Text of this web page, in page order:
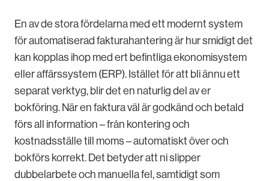
En av de stora fördelarna med ett modernt system
för automatiserad fakturahantering är hur smidigt det
kan kopplas ihop med ert befintliga ekonomisystem
eller affärssystem (ERP). Istället för att bli ännu ett
separat verktyg, blir det en naturlig del av er
bokföring. När en faktura väl är godkänd och betald
förs all information – från kontering och
kostnadsställe till moms – automatiskt över och
bokförs korrekt. Det betyder att ni slipper
dubbelarbete och manuella fel, samtidigt som